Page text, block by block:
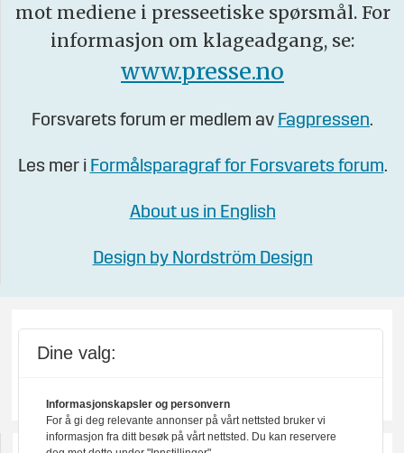
mot mediene i presseetiske spørsmål. For
informasjon om klageadgang, se:
www.presse.no
Forsvarets forum er medlem av Fagpressen.
Les mer i Formålsparagraf for Forsvarets forum.
About us in English
Design by Nordström Design
Dine valg:
Informasjonskapsler og personvern
For å gi deg relevante annonser på vårt nettsted bruker vi
informasjon fra ditt besøk på vårt nettsted. Du kan reservere